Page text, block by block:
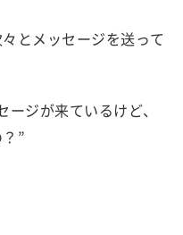
とメッセージを送って
ジが来ているけど、
”